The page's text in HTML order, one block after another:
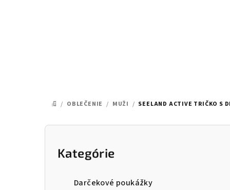
DOMOV
/ OBLEČENIE / MUŽI / SEELAND ACTIVE TRIČKO S
Preskočiť
kategórie
Kategórie
Darčekové poukážky